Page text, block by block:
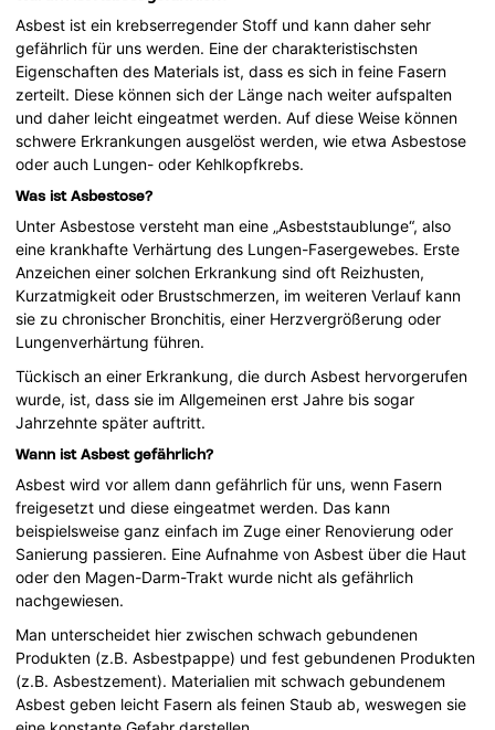
Asbest ist ein krebserregender Stoff und kann daher sehr
gefährlich für uns werden. Eine der charakteristischsten
Eigenschaften des Materials ist, dass es sich in feine Fasern
zerteilt. Diese können sich der Länge nach weiter aufspalten
und daher leicht eingeatmet werden. Auf diese Weise können
schwere Erkrankungen ausgelöst werden, wie etwa Asbestose
oder auch Lungen- oder Kehlkopfkrebs.
Was ist Asbestose?
Unter Asbestose versteht man eine „Asbeststaublunge“, also
eine krankhafte Verhärtung des Lungen-Fasergewebes. Erste
Anzeichen einer solchen Erkrankung sind oft Reizhusten,
Kurzatmigkeit oder Brustschmerzen, im weiteren Verlauf kann
sie zu chronischer Bronchitis, einer Herzvergrößerung oder
Lungenverhärtung führen.
Tückisch an einer Erkrankung, die durch Asbest hervorgerufen
wurde, ist, dass sie im Allgemeinen erst Jahre bis sogar
Jahrzehnte später auftritt.
Wann ist Asbest gefährlich?
Asbest wird vor allem dann gefährlich für uns, wenn Fasern
freigesetzt und diese eingeatmet werden. Das kann
beispielsweise ganz einfach im Zuge einer Renovierung oder
Sanierung passieren. Eine Aufnahme von Asbest über die Haut
oder den Magen-Darm-Trakt wurde nicht als gefährlich
nachgewiesen.
Man unterscheidet hier zwischen schwach gebundenen
Produkten (z.B. Asbestpappe) und fest gebundenen Produkten
(z.B. Asbestzement). Materialien mit schwach gebundenem
Asbest geben leicht Fasern als feinen Staub ab, weswegen sie